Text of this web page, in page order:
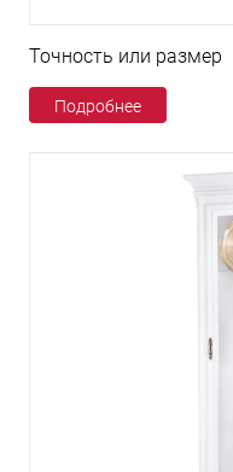
Точность или размер
Подробнее